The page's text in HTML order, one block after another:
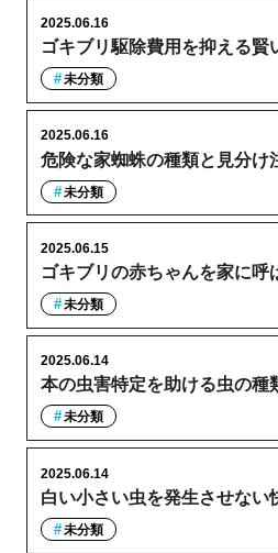
ゴキブリ駆除費用を抑える賢
2025.06.16
未分類
危険な家蜘蛛の種類と見分け
2025.06.16
未分類
ゴキブリの赤ちゃんを家に呼
2025.06.15
未分類
本の虫害特定を助ける虫の種
2025.06.14
未分類
白い小さい虫を発生させない
2025.06.14
未分類